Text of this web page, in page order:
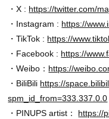
・X : https://twitter.com/
・Instagram : https://
・TikTok : https://
・Facebook : https://
・Weibo： https://
・BiliBili https://
spm_id_from=333.337.0.0
・PINUPS artist： https://